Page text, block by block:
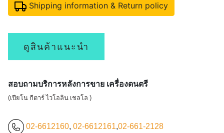
Shipping information & Return policy
ดูสินค้าแนะนำ
สอบถามบริการหลังการขาย เครื่องดนตรี
(เปียโน กีตาร์ ไวโอลิน เชลโล )
02-6612160, 02-6612161,02-661-2128